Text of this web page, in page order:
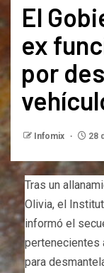
El
ex
por
Infomix 28
Tras un
Olivia, el
informó el
pertenecientes
para